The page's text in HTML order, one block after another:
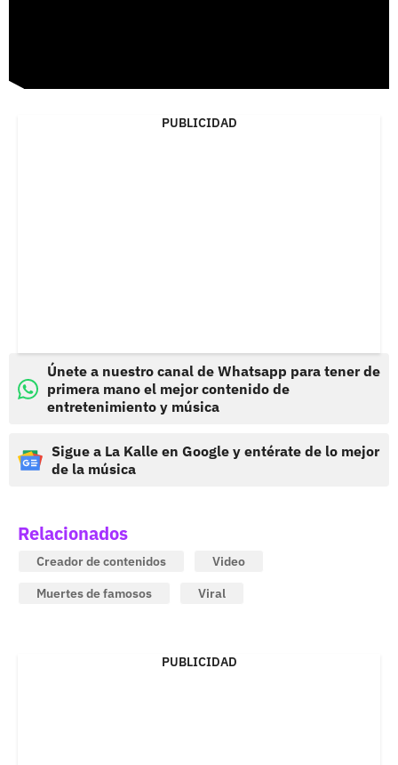
PUBLICIDAD
Únete a nuestro canal de Whatsapp para tener de
primera mano el mejor contenido de
entretenimiento y música
Sigue a La Kalle en Google y entérate de lo mejor
de la música
Relacionados
Creador de contenidos
Video
Muertes de famosos
Viral
PUBLICIDAD